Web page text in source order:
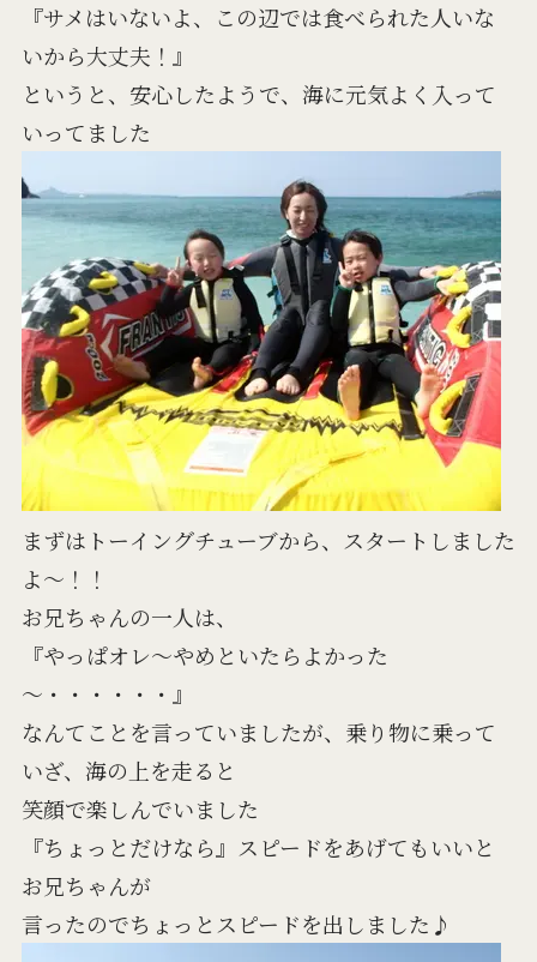
『サメはいないよ、この辺では食べられた人いな
いから大丈夫！』
というと、安心したようで、海に元気よく入って
いってました
まずはトーイングチューブから、スタートしました
よ～！！
お兄ちゃんの一人は、
『やっぱオレ～やめといたらよかった
～・・・・・・』
なんてことを言っていましたが、乗り物に乗って
いざ、海の上を走ると
笑顔で楽しんでいました
『ちょっとだけなら』スピードをあげてもいいと
お兄ちゃんが
言ったのでちょっとスピードを出しました♪